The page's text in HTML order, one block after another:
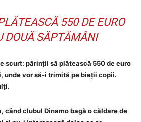
550 DE EURO
DOUĂ SĂPTĂMÂNI
scurt: părinții să plătească 550 de euro
unde vor să‑i trimită pe bieții copii.
când clubul Dinamo bagă o căldare de